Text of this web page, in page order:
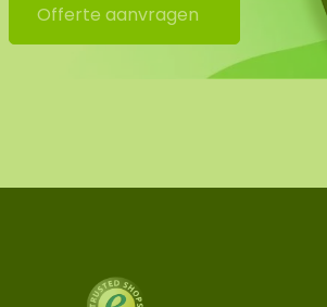
Offerte aanvragen